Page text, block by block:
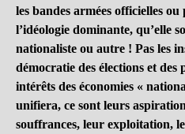
les bandes armées officielles
l’idéologie dominante, qu’elle
nationaliste ou autre ! Pas les
démocratie des élections et des
intérêts des économies «
unifiera, ce sont leurs
souffrances, leur exploitation,